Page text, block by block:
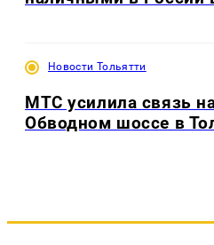
Новости Тольятти
МТС усилила связь
Обводном шоссе в